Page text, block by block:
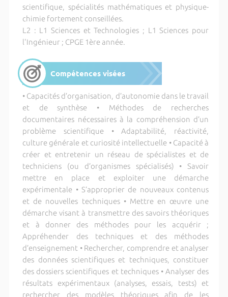
scientifique, spécialités mathématiques et physique-
chimie fortement conseillées.
L2 : L1 Sciences et Technologies ; L1 Sciences pour
l'Ingénieur ; CPGE 1ère année.
Compétences visées
• Capacités d’organisation, d’autonomie dans le travail
et de synthèse • Méthodes de recherches
documentaires nécessaires à la compréhension d’un
problème scientifique • Adaptabilité, réactivité,
culture générale et curiosité intellectuelle • Capacité à
créer et entretenir un réseau de spécialistes et de
techniciens (ou d’organismes spécialisés) • Savoir
mettre en place et exploiter une démarche
expérimentale • S’approprier de nouveaux contenus
et de nouvelles techniques • Mettre en œuvre une
démarche visant à transmettre des savoirs théoriques
et à donner des méthodes pour les acquérir ;
Appréhender des techniques et des méthodes
d’enseignement • Rechercher, comprendre et analyser
des données scientifiques et techniques, constituer
des dossiers scientifiques et techniques • Analyser des
résultats expérimentaux (analyses, essais, tests) et
rechercher des modèles théoriques afin de les